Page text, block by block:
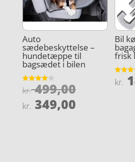
Auto
sædebeskyttelse –
hundetæppe til
bagsædet i bilen
Vurderet
4.1
kr.499,00Den
kr. 349,00Den
Bil
frisk
Vurderet
3.9
kr.